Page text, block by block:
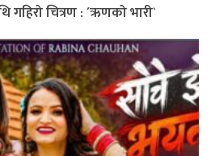
गहिरो चित्रण : ´ऋणको भारी`